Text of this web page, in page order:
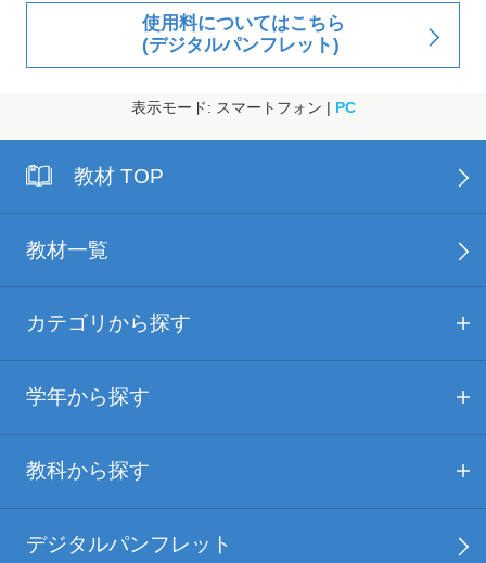
使用料についてはこちら
(デジタルパンフレット)
表示モード: スマートフォン | PC
教材 TOP
教材一覧
カテゴリから探す
学年から探す
教科から探す
デジタルパンフレット